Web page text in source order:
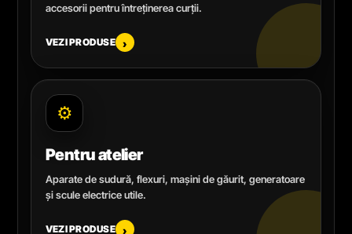
accesorii pentru întreținerea curții.
VEZI PRODUSE ›
⚙️
Pentru atelier
Aparate de sudură, flexuri, mașini de găurit, generatoare
și scule electrice utile.
VEZI PRODUSE ›